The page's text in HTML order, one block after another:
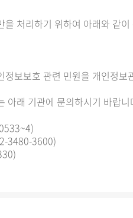
처리하기 위하여 아래와 같
보보호 관련 민원을 개인정
아래 기관에 문의하시기 바랍니
3480-3600)